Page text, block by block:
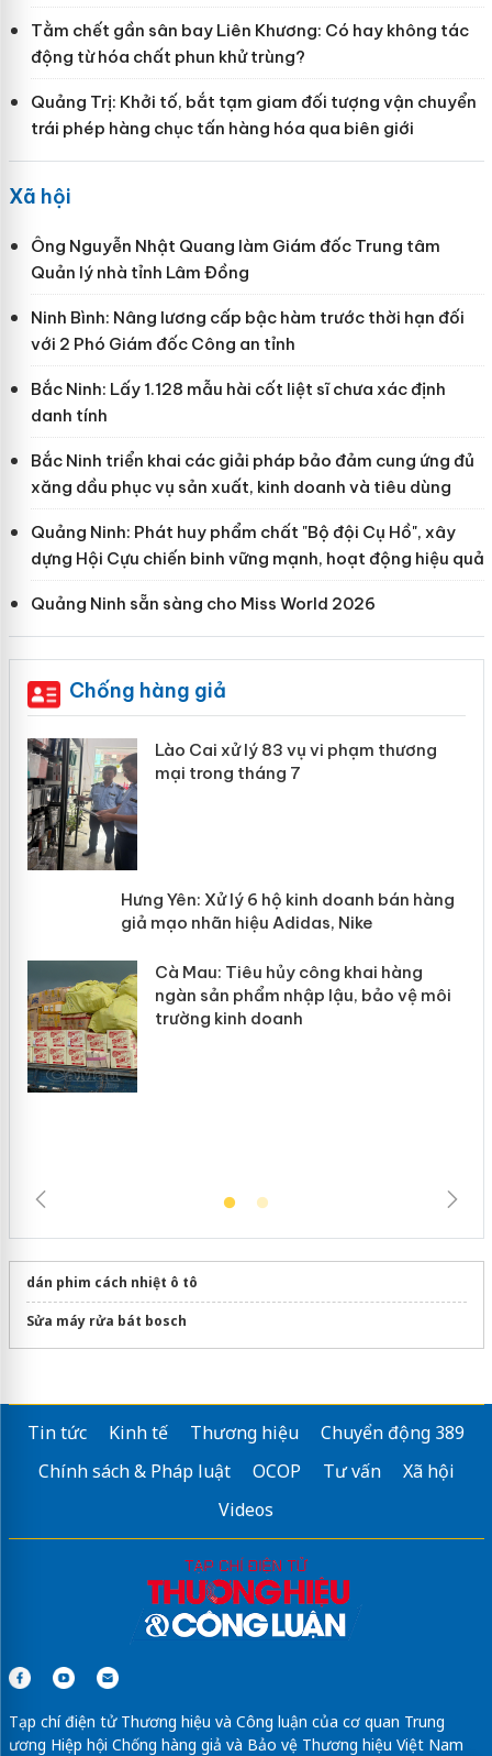
Tằm chết gần sân bay Liên Khương: Có hay không tác
động từ hóa chất phun khử trùng?
Quảng Trị: Khởi tố, bắt tạm giam đối tượng vận chuyển
trái phép hàng chục tấn hàng hóa qua biên giới
Xã hội
Ông Nguyễn Nhật Quang làm Giám đốc Trung tâm
Quản lý nhà tỉnh Lâm Đồng
Ninh Bình: Nâng lương cấp bậc hàm trước thời hạn đối
với 2 Phó Giám đốc Công an tỉnh
Bắc Ninh: Lấy 1.128 mẫu hài cốt liệt sĩ chưa xác định
danh tính
Bắc Ninh triển khai các giải pháp bảo đảm cung ứng đủ
xăng dầu phục vụ sản xuất, kinh doanh và tiêu dùng
Quảng Ninh: Phát huy phẩm chất "Bộ đội Cụ Hồ", xây
dựng Hội Cựu chiến binh vững mạnh, hoạt động hiệu quả
Quảng Ninh sẵn sàng cho Miss World 2026
Chống hàng giả
Lào Cai xử lý 83 vụ vi phạm thương
mại trong tháng 7
Hưng Yên: Xử lý 6 hộ kinh doanh bán
hàng giả mạo nhãn hiệu Adidas, Nike
dán phim cách nhiệt ô tô
Sửa máy rửa bát bosch
Tin tức Kinh tế Thương hiệu
Chuyển động 389
Chính sách & Pháp luật
OCOP Tư vấn
Xã hội
Videos
Tạp chí điện tử Thương hiệu và Công luận của cơ quan Trung
ương Hiệp hội Chống hàng giả và Bảo vệ Thương hiệu Việt Nam